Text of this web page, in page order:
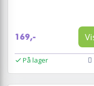
169,-
På lager